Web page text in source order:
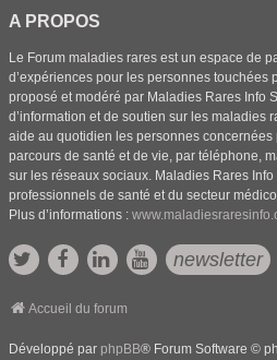
A PROPOS
Le Forum maladies rares est un espace de
d’expériences pour les personnes touchées
proposé et modéré par Maladies Rares Info
d’information et de soutien sur les maladies
aide au quotidien les personnes
parcours de santé et de vie, par téléphone,
sur les réseaux sociaux. Maladies Rares
professionnels de santé et du secteur
Plus d’informations :
newsletter
Accueil du forum
Développé par phpBB® Forum Software ©